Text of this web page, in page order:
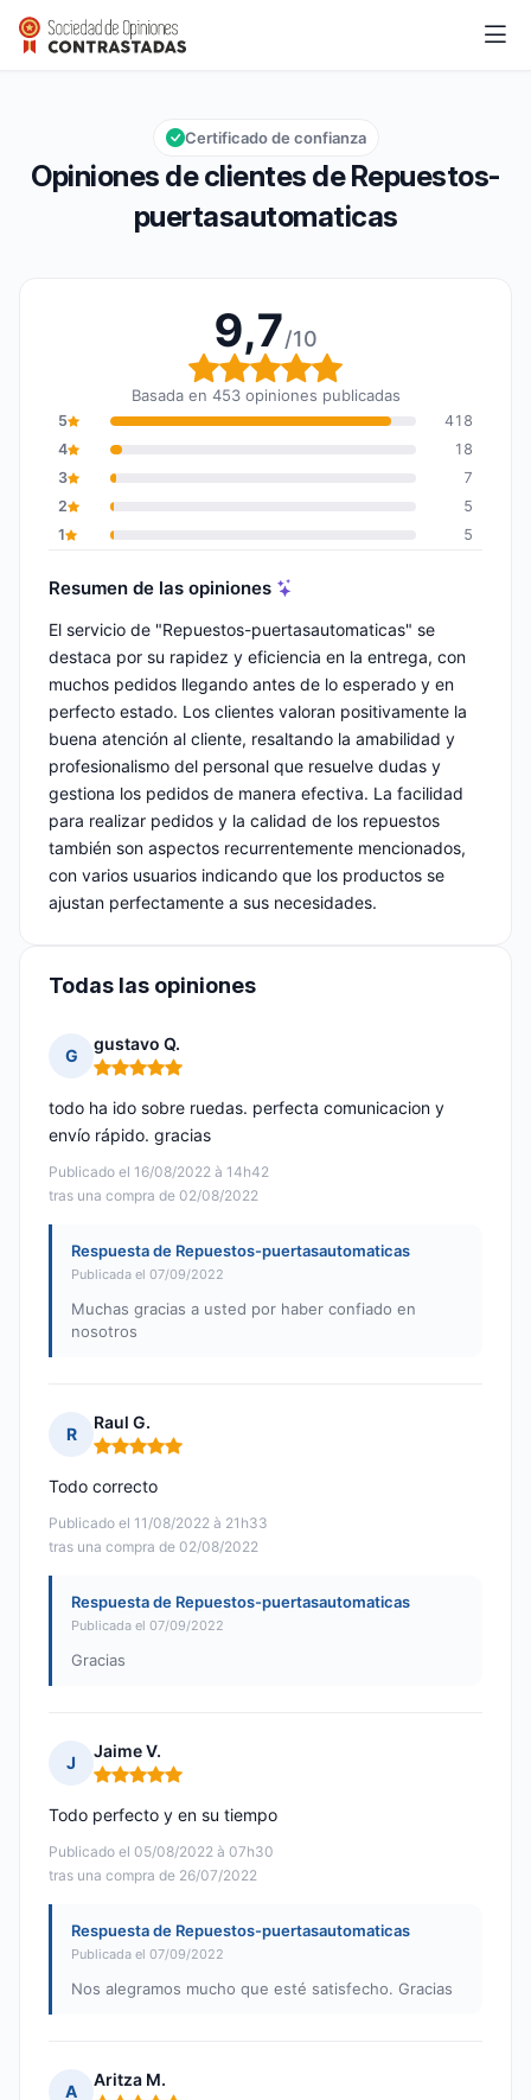
Calificación global: 9,7 de 10
9,7/10
Opiniones de clientes de Repuestos-
puertasautomaticas
Certificado de confianza
9,7/10
Calificación global: 9,7
Basada en 453 opiniones publicadas
5
418
4
18
3
7
2
5
1
5
Resumen de las opiniones
El servicio de "Repuestos-puertasautomaticas" se
destaca por su rapidez y eficiencia en la entrega, con
muchos pedidos llegando antes de lo esperado y en
perfecto estado. Los clientes valoran positivamente la
buena atención al cliente, resaltando la amabilidad y
profesionalismo del personal que resuelve dudas y
gestiona los pedidos de manera efectiva. La facilidad
para realizar pedidos y la calidad de los repuestos
también son aspectos recurrentemente mencionados,
con varios usuarios indicando que los productos se
ajustan perfectamente a sus necesidades.
Todas las opiniones
G
gustavo Q.
Nota: 5 de 5
Publicado el 16/08/2022 à 14h42
tras una compra de 02/08/2022
todo ha ido sobre ruedas. perfecta comunicacion y
envío rápido. gracias
Respuesta de Repuestos-puertasautomaticas
Publicada el 07/09/2022
Muchas gracias a usted por haber confiado en
nosotros
R
Raul G.
Nota: 5 de 5
Publicado el 11/08/2022 à 21h33
tras una compra de 02/08/2022
Todo correcto
Respuesta de Repuestos-puertasautomaticas
Publicada el 07/09/2022
Gracias
J
Jaime V.
Nota: 5 de 5
Publicado el 05/08/2022 à 07h30
tras una compra de 26/07/2022
Todo perfecto y en su tiempo
Respuesta de Repuestos-puertasautomaticas
Publicada el 07/09/2022
Nos alegramos mucho que esté satisfecho. Gracias
A
Aritza M.